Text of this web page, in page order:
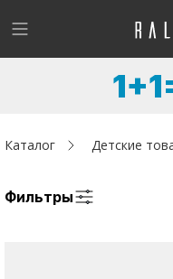
!
Женщинам
Возникли вопросы? -
Каталог Детские
Фильтры